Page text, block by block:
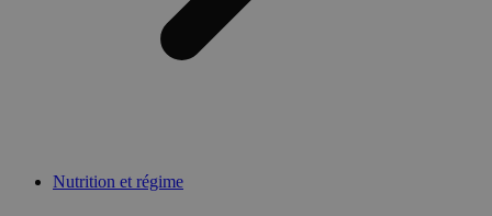
Nutrition et régime